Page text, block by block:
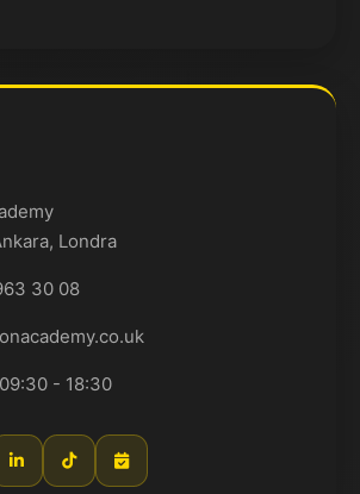
Londra
30 08
- 18:30